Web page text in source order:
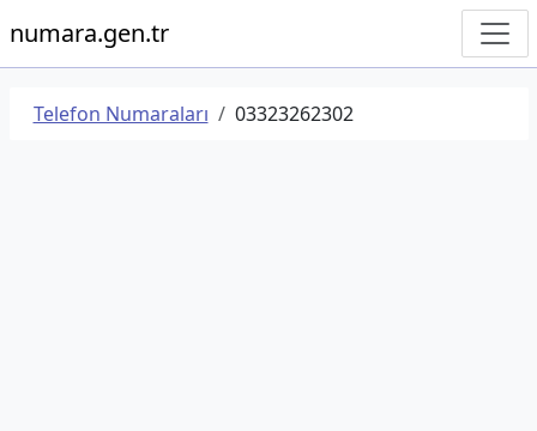
numara.gen.tr
Telefon Numaraları 03323262302